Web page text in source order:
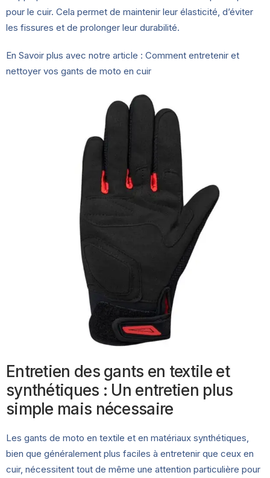
pour le cuir. Cela permet de maintenir leur élasticité, d’éviter
les fissures et de prolonger leur durabilité.
En Savoir plus avec notre article : Comment entretenir et
nettoyer vos gants de moto en cuir
Entretien des gants en textile et
synthétiques : Un entretien plus
simple mais nécessaire
Les gants de moto en textile et en matériaux synthétiques,
bien que généralement plus faciles à entretenir que ceux en
cuir, nécessitent tout de même une attention particulière pour